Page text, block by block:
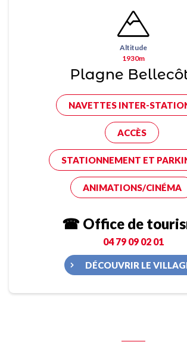
Altitude
1930m
Plagne
NAVETTES INTER-
ACCÈS
STATIONNEMENT ET
ANIMATIONS/CINÉMA
☎ Office de
04 79 09 02 01
DÉCOUVRIR LE